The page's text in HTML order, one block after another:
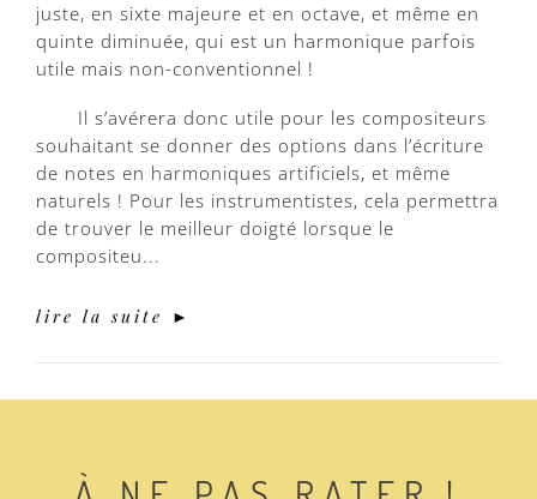
juste, en sixte majeure et en octave, et même en
quinte diminuée, qui est un harmonique parfois
utile mais non-conventionnel !
Il s’avérera donc utile pour les compositeurs
souhaitant se donner des options dans l’écriture
de notes en harmoniques artificiels, et même
naturels ! Pour les instrumentistes, cela permettra
de trouver le meilleur doigté lorsque le
compositeu...
lire la suite ►